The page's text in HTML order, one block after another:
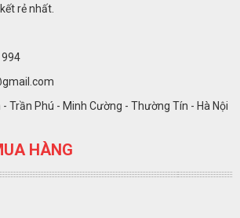
rẻ nhất.
994
Trần Phú - Minh Cường - Thường Tín - Hà Nội
HÀNG